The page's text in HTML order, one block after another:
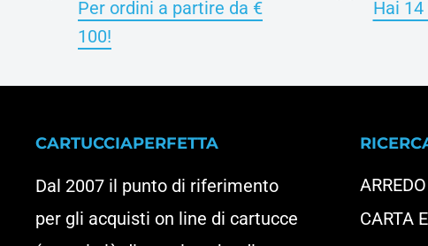
Per ordini a partire da €
100!
Hai
CARTUCCIAPERFETTA
Dal 2007 il punto di riferimento
per gli acquisti on line di cartucce
CARTA